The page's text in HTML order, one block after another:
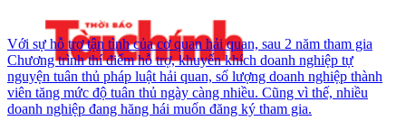
Với sự hỗ trợ tận tình của cơ quan hải quan, sau 2 năm tham gia
Chương trình thí điểm hỗ trợ, khuyến khích doanh nghiệp tự
nguyện tuân thủ pháp luật hải quan, số lượng doanh nghiệp thành
viên tăng mức độ tuân thủ ngày càng nhiều. Cũng vì thế, nhiều
doanh nghiệp đang hăng hái muốn đăng ký tham gia.